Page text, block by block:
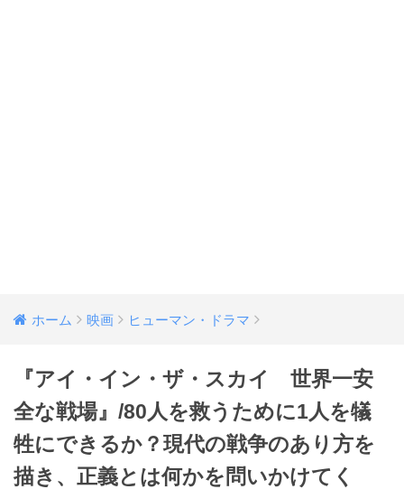
ホーム 映画 ヒューマン・ドラマ
『アイ・イン・ザ・スカイ 世界一安
全な戦場』/80人を救うために1人を犠
牲にできるか？現代の戦争のあり方を
描き、正義とは何かを問いかけてく